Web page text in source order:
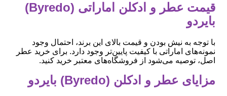
قیمت عطر و ادکلن اماراتی (Byredo)
بایردو
با توجه به نیش بودن و قیمت بالای این برند، احتمال وجود
نمونه‌های اماراتی با کیفیت پایین‌تر وجود دارد. برای خرید عطر
اصل، توصیه می‌شود از فروشگاه‌های معتبر خرید کنید.
مزایای عطر و ادکلن (Byredo) بایردو